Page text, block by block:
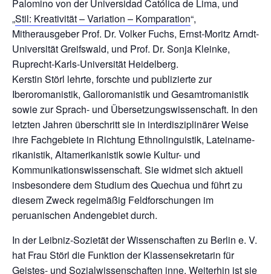
Palomino von der Universidad Católica de Lima, und
„Stil: Kreativität – Variation – Komparation“,
Mitherausgeber Prof. Dr. Volker Fuchs, Ernst-Moritz Arndt-
Uni­versität Greifswald, und Prof. Dr. Sonja Kleinke,
Ruprecht-Karls-Universität Heidelberg.
Kerstin Störl lehrte, forschte und publizierte zur
Iberoromanistik, Galloromanistik und Ge­sam­tromanistik
sowie zur Sprach- und Übersetzungs­wissenschaft. In den
letzten Jahren über­schritt sie in interdisziplinärer Weise
ihre Fachgebiete in Richtung Eth­nolinguistik, Lateiname­
rikanistik, Altamerikanistik sowie Kultur- und
Kommunikationswissenschaft. Sie widmet sich aktuell
insbesondere dem Studium des Quechua und führt zu
diesem Zweck regelmäßig Feld­forschungen im
peruanischen Andengebiet durch.
In der Leibniz-Sozietät der Wissenschaften zu Berlin e. V.
hat Frau Störl die Funk­tion der Klassensekretarin für
Geistes- und Sozialwissen­schaften inne. Weiterhin ist sie